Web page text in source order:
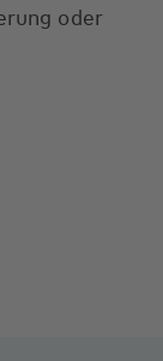
oder